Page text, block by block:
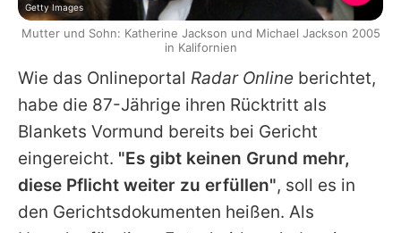
Wie das Onlineportal Radar Online berichtet,
habe die 87-Jährige ihren Rücktritt als
Blankets Vormund bereits bei Gericht
eingereicht. "Es gibt keinen Grund mehr,
diese Pflicht weiter zu erfüllen", soll es in
den Gerichtsdokumenten heißen. Als
Getty Images
Mutter und Sohn: Katherine Jackson und Michael Jackson 2005
in Kalifornien